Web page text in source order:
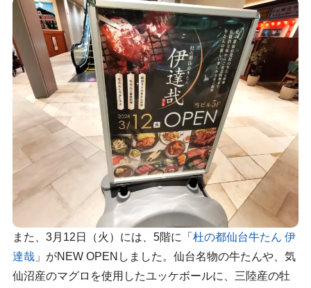
また、3月12日（火）には、5階に「 杜の都仙台牛たん 伊
達哉」がNEW OPENしました。仙台名物の牛たんや、気
仙沼産のマグロを使用したユッケボールに、三陸産の牡